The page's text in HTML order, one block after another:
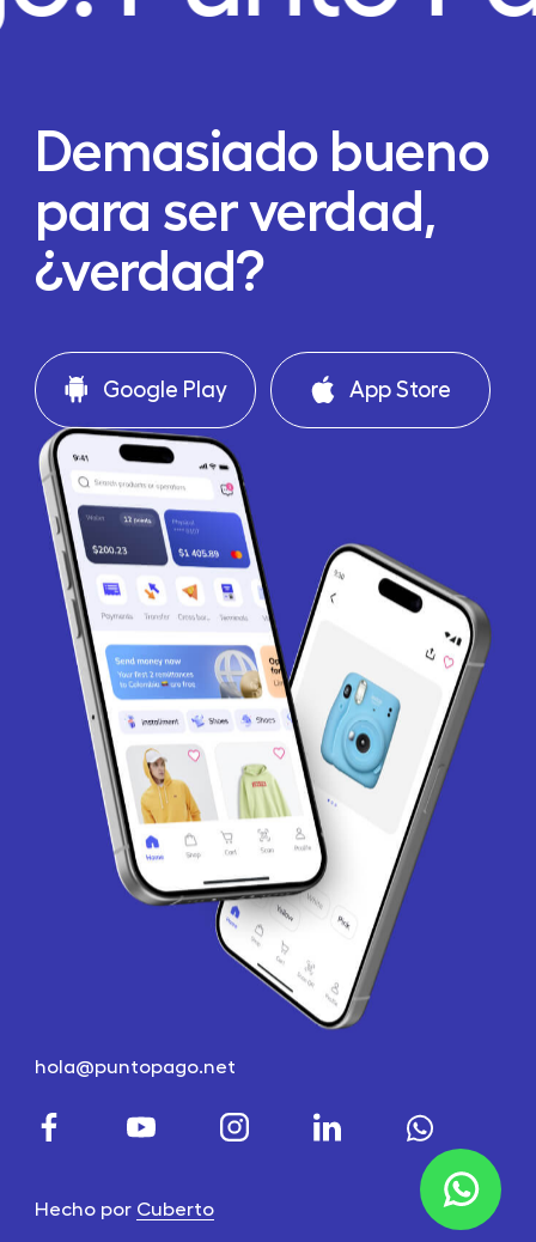
Demasiado bueno
para ser verdad,
¿verdad?
Google Play App Store
hola@puntopago.net
Hecho por Cuberto